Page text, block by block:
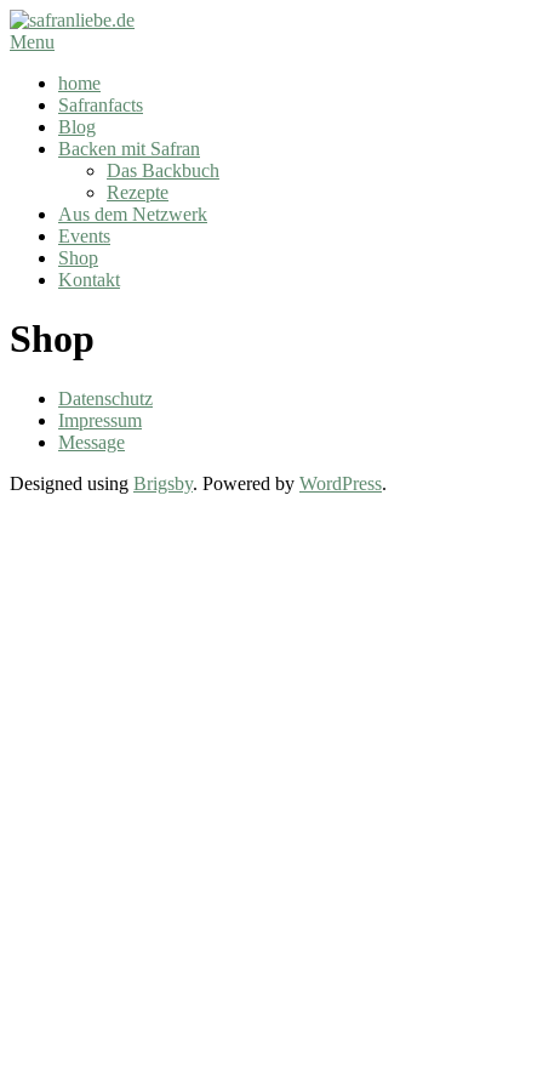
Skip
to
safranliebe.de
Secondary
Menu
Menu
home
Safranfacts
Blog
Backen mit Safran
Das Backbuch
Rezepte
Aus dem Netzwerk
Events
Shop
Kontakt
Shop
2024-
Datenschutz
Impressum
Message
Designed using Brigsby. Powered by WordPress.